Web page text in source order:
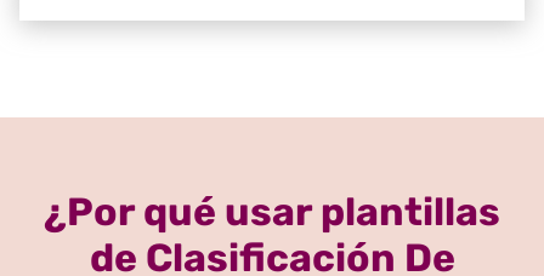
¿Por qué usar plantillas
de Clasificación De